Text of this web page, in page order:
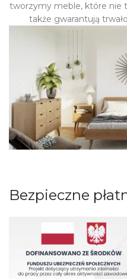
tworzymy meble, które nie
także gwarantują
Bezpieczne